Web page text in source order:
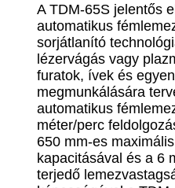
A TDM-65S jelentős
automatikus
sorjátlanító
lézervágás vagy
furatok, ívek és
megmunkálására
automatikus
méter/perc
650 mm-es
kapacitásával és a 6
terjedő